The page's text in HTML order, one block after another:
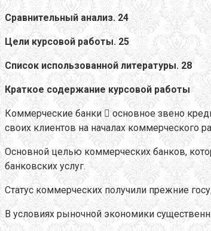
Сравнительный анализ. 24
Цели курсовой работы. 25
Список использованной литературы. 28
Краткое содержание курсовой работы
Коммерческие банки  основное звено
своих клиентов на началах коммерческого
Основной целью коммерческих банков,
банковских услуг.
Cтатус коммерческих получили прежние
В условиях рыночной экономики